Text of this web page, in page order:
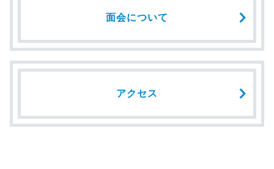
面会について
アクセス